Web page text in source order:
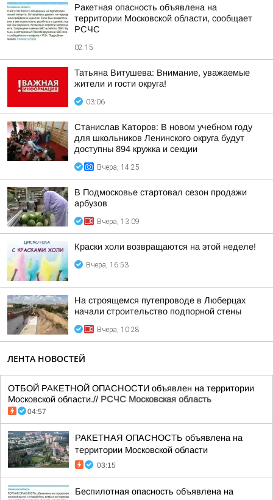
Ракетная опасность объявлена на
территории Московской области, сообщает
РСЧС
02:15
Татьяна Витушева: Внимание, уважаемые
жители и гости округа!
03:06
Станислав Каторов: В новом учебном году
для школьников Ленинского округа будут
доступны 894 кружка и секции
Вчера, 14:25
В Подмосковье стартовал сезон продажи
арбузов
Вчера, 13:09
Краски холи возвращаются на этой неделе!
Вчера, 16:53
На строящемся путепроводе в Люберцах
начали строительство подпорной стены
Вчера, 10:28
ЛЕНТА НОВОСТЕЙ
ОТБОЙ РАКЕТНОЙ ОПАСНОСТИ объявлен на территории
Московской области.// РСЧС Московская область
04:57
РАКЕТНАЯ ОПАСНОСТЬ объявлена на
территории Московской области
03:15
Беспилотная опасность объявлена на